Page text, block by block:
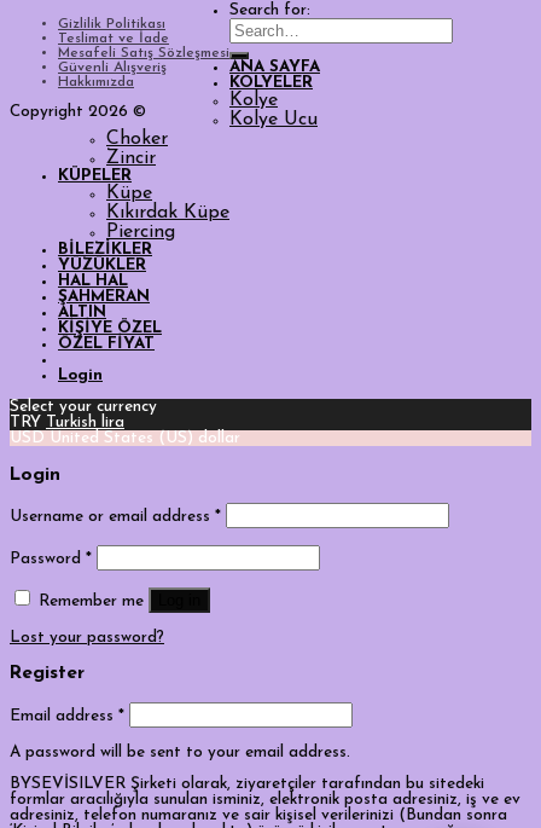
Gizlilik Politikası
Teslimat ve İade
Mesafeli Satış Sözleşmesi
Güvenli Alışveriş
Hakkımızda
Copyright 2026 ©
Search for:
ANA SAYFA
KOLYELER
Kolye
Kolye Ucu
Choker
Zincir
KÜPELER
Küpe
Kıkırdak Küpe
Piercing
BİLEZİKLER
YÜZÜKLER
HAL HAL
ŞAHMERAN
ALTIN
KİŞİYE ÖZEL
ÖZEL FİYAT
Login
Select your currency
TRY Turkish lira
USD United States (US) dollar
Login
Username or email address *
Password *
Remember me
Lost your password?
Register
Email address *
A password will be sent to your email address.
BYSEVİSILVER Şirketi olarak, ziyaretçiler tarafından bu sitedeki
formlar aracılığıyla sunulan isminiz, elektronik posta adresiniz, iş ve ev
adresiniz, telefon numaranız ve sair kişisel verilerinizi (Bundan sonra